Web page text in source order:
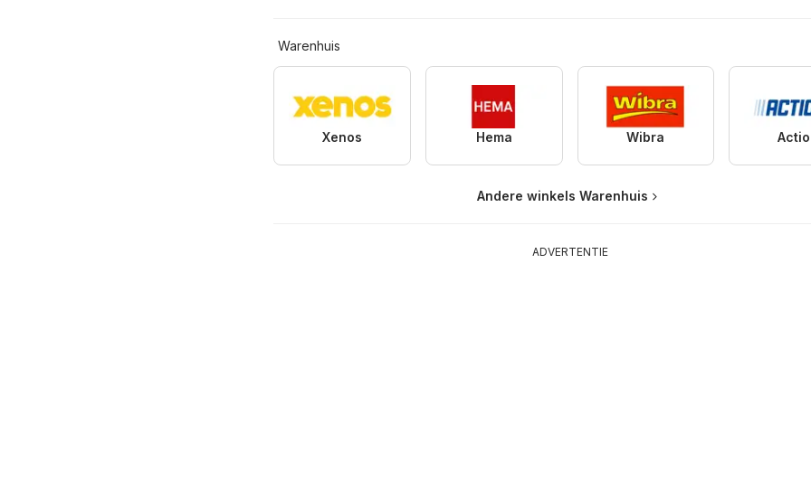
Warenhuis
Xenos Hema Wibra
Andere winkels Warenhuis
ADVERTENTIE